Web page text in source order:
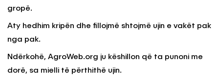
gropë.
Aty hedhim kripën dhe fillojmë shtojmë ujin e vakët pak
nga pak.
Ndërkohë, AgroWeb.org ju këshillon që ta punoni me
dorë, sa mielli të përthithë ujin.